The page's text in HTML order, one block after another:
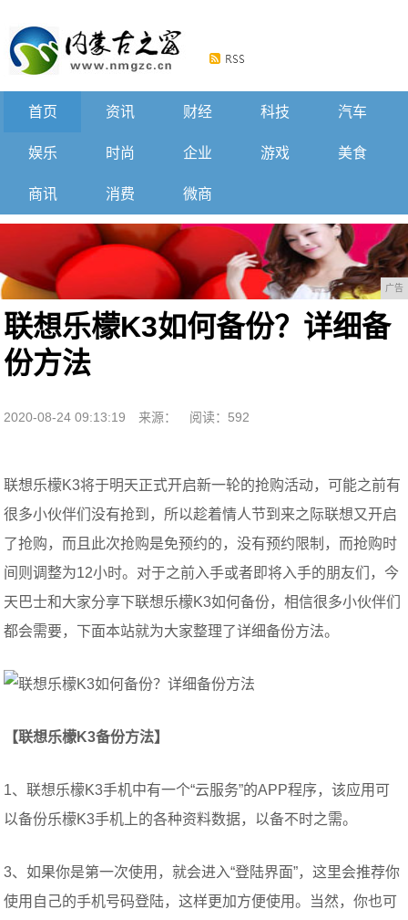
首页 资讯 财经 科技 汽车
娱乐 时尚 企业 游戏 美食
商讯 消费 微商
广告
联想乐檬K3如何备份？详细备
份方法
2020-08-24 09:13:19 来源： 阅读：592
联想乐檬K3将于明天正式开启新一轮的抢购活动，可能之前有
很多小伙伴们没有抢到，所以趁着情人节到来之际联想又开启
了抢购，而且此次抢购是免预约的，没有预约限制，而抢购时
间则调整为12小时。对于之前入手或者即将入手的朋友们，今
天巴士和大家分享下联想乐檬K3如何备份，相信很多小伙伴们
都会需要，下面本站就为大家整理了详细备份方法。
【联想乐檬K3备份方法】
1、联想乐檬K3手机中有一个“云服务”的APP程序，该应用可
以备份乐檬K3手机上的各种资料数据，以备不时之需。
3、如果你是第一次使用，就会进入“登陆界面”，这里会推荐你
使用自己的手机号码登陆，这样更加方便使用。当然，你也可